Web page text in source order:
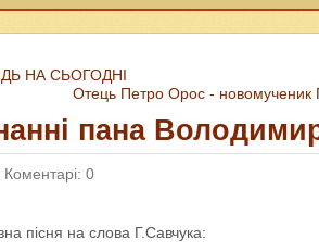
НА СЬОГОДНІ
Отець Петро Орос - новомученик
пана
Коментарі: 0
пісня на слова Г.Савчука: